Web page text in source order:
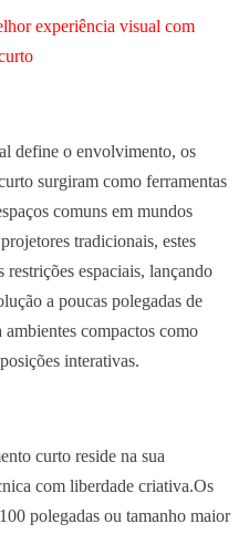
experiência visual com
define o envolvimento, os
surgiram como ferramentas
comuns em mundos
tradicionais, estes
espaciais, lançando
a poucas polegadas de
compactos como
interativas.
curto reside na sua
com liberdade criativa.Os
polegadas ou tamanho maior